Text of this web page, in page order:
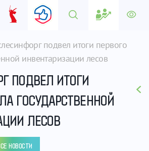
подвел итоги первого
инвентаризации лесов
ПОДВЕЛ ИТОГИ
ГОСУДАРСТВЕННОЙ
ЛЕСОВ
НОВОСТИ